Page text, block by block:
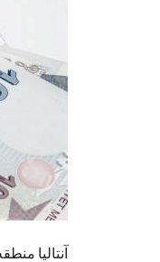
آنتالیا